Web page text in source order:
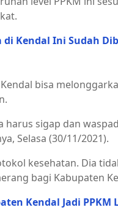
di Kendal Ini Sudah
bisa
harus sigap dan
Selasa (30/11/2021).
kesehatan. Dia
bagi Kabupaten
Kendal Jadi PPKM